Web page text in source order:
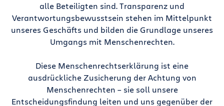
alle Beteiligten sind. Transparenz und
Verantwortungsbewusstsein stehen im Mittelpunkt
unseres Geschäfts und bilden die Grundlage unseres
Umgangs mit Menschenrechten.
Diese Menschenrechtserklärung ist eine
ausdrückliche Zusicherung der Achtung von
Menschenrechten – sie soll unsere
Entscheidungsfindung leiten und uns gegenüber der